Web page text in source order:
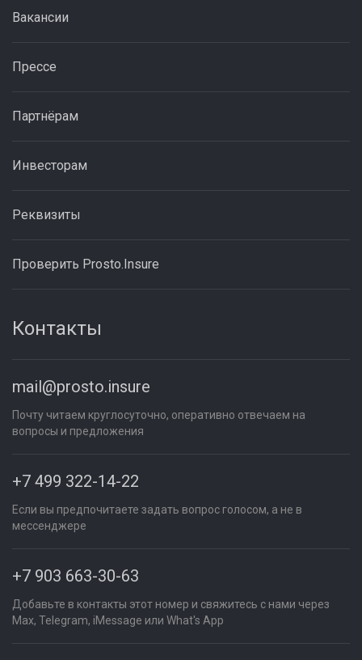
Вакансии
Прессе
Партнёрам
Инвесторам
Реквизиты
Проверить Prosto.Insure
Контакты
mail@prosto.insure
Почту читаем круглосуточно, оперативно отвечаем на
вопросы и предложения
+7 499 322-14-22
Если вы предпочитаете задать вопрос голосом, а не в
мессенджере
+7 903 663-30-63
Добавьте в контакты этот номер и свяжитесь с нами через
Max, Telegram, iMessage или What's App